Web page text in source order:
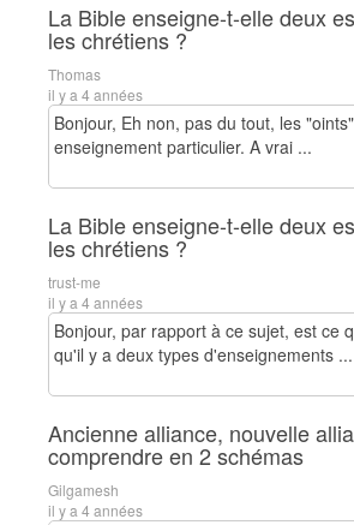
La Bible enseigne-t-elle deux
les chrétiens ?
Thomas
il y a 4 années
Bonjour, Eh non, pas du tout, les
enseignement particulier. A vrai ...
La Bible enseigne-t-elle deux
les chrétiens ?
trust-me
il y a 4 années
Bonjour, par rapport à ce sujet, est ce
qu'il y a deux types d'enseignements ...
Ancienne alliance, nouvelle
comprendre en 2 schémas
Gilgamesh
il y a 4 années